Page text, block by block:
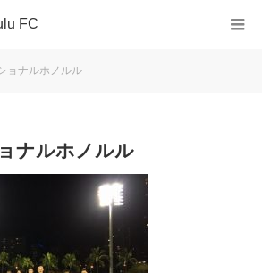
FC
ョナルホノルル
ナルホノルル